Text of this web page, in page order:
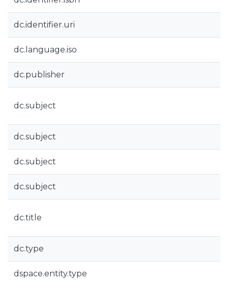
dc.identifier.uri
dc.language.iso
dc.publisher
dc.subject
dc.subject
dc.subject
dc.subject
dc.title
dc.type
dspace.entity.type